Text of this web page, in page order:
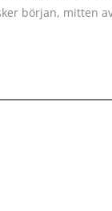
början, mitten